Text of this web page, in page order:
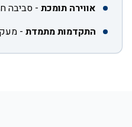
אווירה תומכת - סביבה
התקדמות מתמדת -